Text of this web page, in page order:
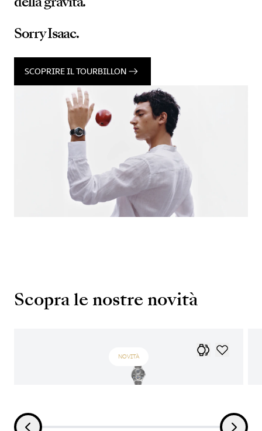
Sorry Isaac.
SCOPRIRE IL TOURBILLON
Scopra le nostre novità
NOVITÀ